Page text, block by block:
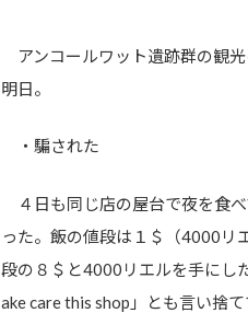
アンコールワット遺跡群の観
明日。
・騙された
４日も同じ店の屋台で夜を食
った。飯の値段は１＄（4000リ
段の８＄と4000リエルを手にし
ake care this shop」とも言い捨